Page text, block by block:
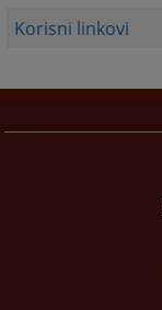
Korisni linkovi